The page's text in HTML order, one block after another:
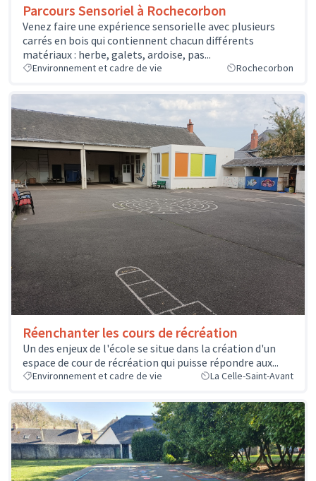
Parcours Sensoriel à Rochecorbon
Venez faire une expérience sensorielle avec plusieurs
carrés en bois qui contiennent chacun différents
matériaux : herbe, galets, ardoise, pas...
Environnement et cadre de vie Rochecorbon
Réenchanter les cours de récréation
Un des enjeux de l'école se situe dans la création d'un
espace de cour de récréation qui puisse répondre aux...
Environnement et cadre de vie La Celle-Saint-Avant